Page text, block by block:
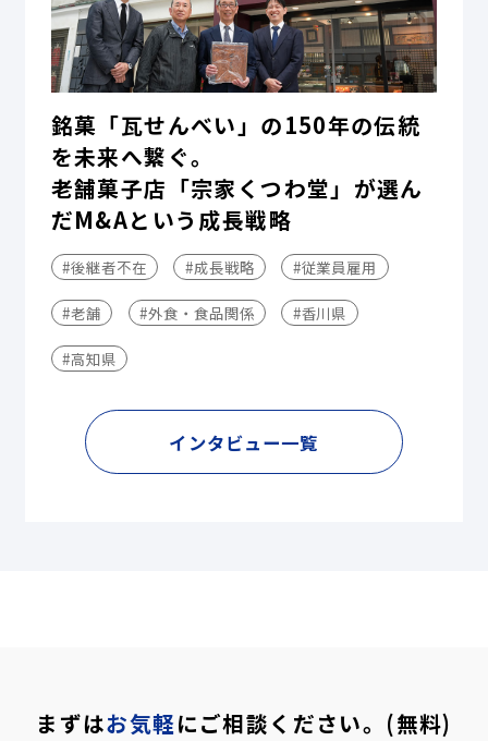
銘菓「瓦せんべい」の150年の伝統
を未来へ繋ぐ。
老舗菓子店「宗家くつわ堂」が選ん
だM&Aという成長戦略
#後継者不在 #成長戦略 #従業員雇用
#老舗 #外食・食品関係 #香川県
#高知県
インタビュー一覧
まずはお気軽にご相談ください。(無料)